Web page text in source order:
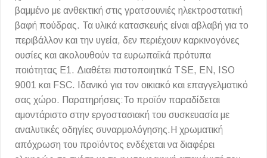
βαμμένο με ανθεκτική στις γρατσουνιές ηλεκτροστατική
βαφή πούδρας. Τα υλικά κατασκευής είναι αβλαβή για το
περιβάλλον και την υγεία, δεν περιέχουν καρκινογόνες
ουσίες και ακολουθούν τα ευρωπαϊκά πρότυπα
ποιότητας Ε1. Διαθέτει πιστοποιητικά TSE, EN, ISO
9001 και FSC. Ιδανικό για τον οικιακό και επαγγελματικό
σας χώρο. Παρατηρήσεις:Το προϊόν παραδίδεται
αμοντάριστο στην εργοστασιακή του συσκευασία με
αναλυτικές οδηγίες συναρμολόγησης.Η χρωματική
απόχρωση του προϊόντος ενδέχεται να διαφέρει